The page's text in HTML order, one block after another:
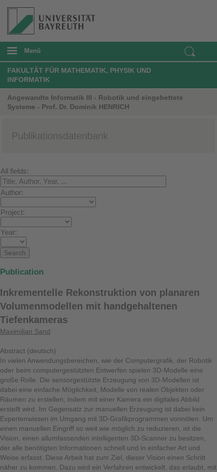
Menü
FAKULTÄT FÜR MATHEMATIK, PHYSIK UND
INFORMATIK
Angewandte Informatik III - Robotik und eingebettete
Systeme - Prof. Dr. Dominik HENRICH
Publikationsdatenbank
All fields:
Author:
Project:
Year:
Publication
Inkrementelle Rekonstruktion von planaren
Volumenmodellen mit handgehaltenen
Tiefenkameras
Maximilian Sand
Abstract (deutsch)
In vielen Anwendungsbereichen, wie der Computergrafik, der Robotik
oder beim computergestützten Entwerfen spielen 3D-Modelle eine
große Rolle. Die sensorgestützte Erzeugung von 3D-Modellen ist
dabei eine einfache Möglichkeit, Modelle von realen Objekten oder
Räumen zu erstellen, indem mit einer Kamera ein digitales Abbild
erstellt wird. Im Gegensatz zur manuellen Erzeugung ist dabei kein
Expertenwissen im Umgang mit 3D-Grafikprogrammen vonnöten. Um
einen manuellen Eingriff so weit wie möglich zu reduzieren, ist die
Vision, einen allumfassenden intelligenten 3D-Scanner zu besitzen,
der alle benötigten Informationen schnell und in einfacher Art und
Weise erfasst. Diese Arbeit hat zum Ziel, dieser Vision einen Schritt
näher zu kommen. Dazu wird ein Verfahren entwickelt, das erlaubt, mit